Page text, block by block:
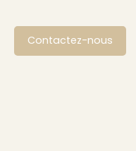
Contactez-nous